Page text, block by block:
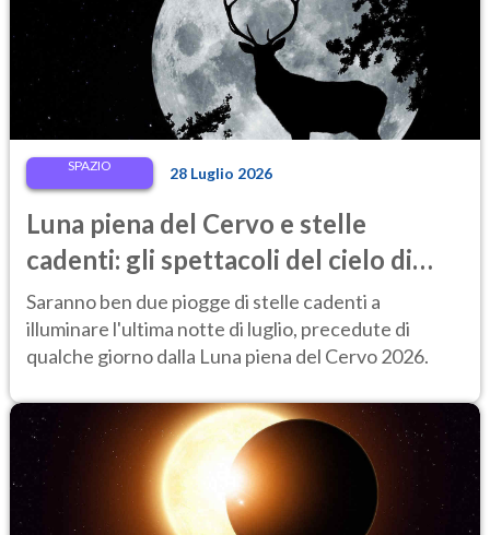
SPAZIO 28 Luglio 2026
Luna piena del Cervo e stelle
cadenti: gli spettacoli del cielo di
fine luglio 2026 da non perdere
Saranno ben due piogge di stelle cadenti a
illuminare l'ultima notte di luglio, precedute di
qualche giorno dalla Luna piena del Cervo 2026.